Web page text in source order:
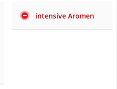
intensive Aromen